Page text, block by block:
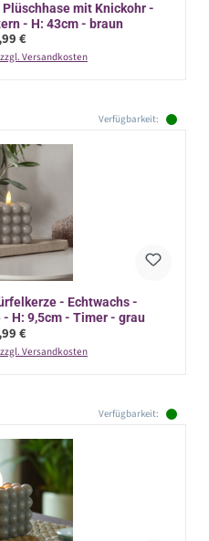
mit Knickohr -
- H: 43cm - braun
Preis:
€
Versandkosten
Verfügbarkeit:
- Echtwachs -
H: 9,5cm - Timer - grau
Preis:
€
Versandkosten
Verfügbarkeit: